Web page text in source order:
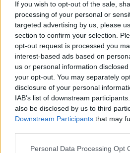
If you wish to opt-out of the sale,
processing of your personal or
targeted advertising by us, please
section to confirm your selection.
opt-out request is processed you
interest-based ads based on
us or personal information
your opt-out. You may separately
disclosure of your personal
IAB’s list of downstream
also be disclosed by us to third
Downstream Participants that may
Personal Data Processing Opt
Komentarai
Rašyti komentarą
Jūsų vardas
Komentaras